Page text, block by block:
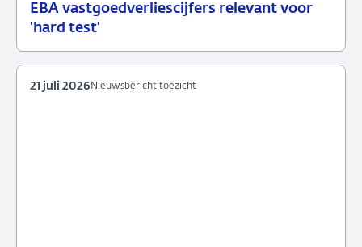
EBA vastgoedverliescijfers relevant voor
'hard test'
23
Nieuwsbericht
Nieuwsbericht toezicht
21 juli 2026